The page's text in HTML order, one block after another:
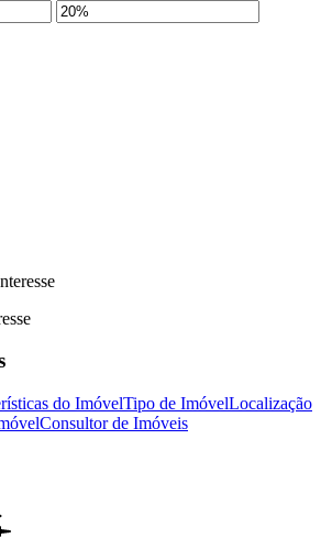
do ImóvelTipo de ImóvelLocalização
Consultor de Imóveis